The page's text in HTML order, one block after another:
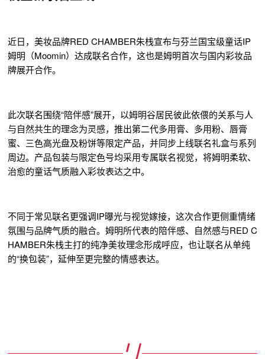
近日，美妆品牌RED CHAMBER朱栈宣布与芬兰国宝级童话IP
姆明（Moomin）达成联名合作，这也是姆明首次与国内彩妆品
牌展开合作。
此次联名围绕“陪伴感”展开，以姆明谷居民彼此依偎的关系与人
与自然共生的理念为灵感，推出第二代多用膏、多用粉、唇膏
蜜、三色高光盘及粉饼等限定产品，并同步上线联名礼盒与系列
周边。产品包装与限定色号均采用专属联名视觉，将姆明柔软、
治愈的童话气质融入彩妆表达之中。
不同于常见联名更强调IP曝光与视觉嫁接，这次合作更侧重情绪
氛围与品牌气质的融合。姆明所代表的陪伴感、自然感与RED C
HAMBER朱栈主打的纯净美妆理念形成呼应，也让联名从单纯
的“换包装”，延伸至更完整的情感表达。